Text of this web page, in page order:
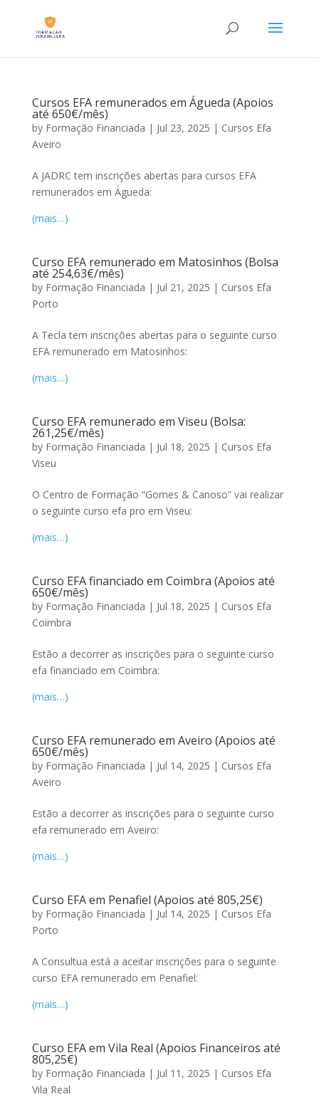
Cursos EFA remunerados em Águeda (Apoios
até 650€/mês)
by Formação Financiada | Jul 23, 2025 | Cursos Efa
Aveiro
A JADRC tem inscrições abertas para cursos EFA
remunerados em Águeda:
(mais…)
Curso EFA remunerado em Matosinhos (Bolsa
até 254,63€/mês)
by Formação Financiada | Jul 21, 2025 | Cursos Efa
Porto
A Tecla tem inscrições abertas para o seguinte curso
EFA remunerado em Matosinhos:
(mais…)
Curso EFA remunerado em Viseu (Bolsa:
261,25€/mês)
by Formação Financiada | Jul 18, 2025 | Cursos Efa
Viseu
O Centro de Formação “Gomes & Canoso” vai realizar
o seguinte curso efa pro em Viseu:
(mais…)
Curso EFA financiado em Coimbra (Apoios até
650€/mês)
by Formação Financiada | Jul 18, 2025 | Cursos Efa
Coimbra
Estão a decorrer as inscrições para o seguinte curso
efa financiado em Coimbra:
(mais…)
Curso EFA remunerado em Aveiro (Apoios até
650€/mês)
by Formação Financiada | Jul 14, 2025 | Cursos Efa
Aveiro
Estão a decorrer as inscrições para o seguinte curso
efa remunerado em Aveiro:
(mais…)
Curso EFA em Penafiel (Apoios até 805,25€)
by Formação Financiada | Jul 14, 2025 | Cursos Efa
Porto
A Consultua está a aceitar inscrições para o seguinte
curso EFA remunerado em Penafiel:
(mais…)
Curso EFA em Vila Real (Apoios Financeiros até
805,25€)
by Formação Financiada | Jul 11, 2025 | Cursos Efa
Vila Real